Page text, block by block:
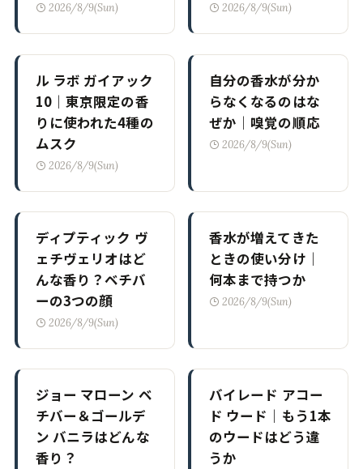
2026/8/9(Sun) 2026/8/9(Sun)
ル ラボ ガイアック
10｜東京限定の香
りに使われた4種の
ムスク
2026/8/9(Sun)
自分の香水が分か
らなくなるのはな
ぜか｜嗅覚の順応
2026/8/9(Sun)
ディプティック ヴ
ェチヴェリオはど
んな香り？ベチバ
ーの3つの顔
2026/8/9(Sun)
香水が増えてきた
ときの使い分け｜
何本まで持つか
2026/8/9(Sun)
ジョー マローン ベ
チバー＆ゴールデ
ン バニラはどんな
香り？
バイレード アコー
ド ウード｜もう1本
のウードはどう違
うか